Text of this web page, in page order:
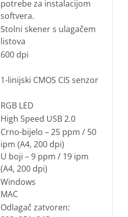
potrebe za instalacijom
softvera.
Stolni skener s ulagačem
listova
600 dpi
1-linijski CMOS CIS senzor
RGB LED
High Speed USB 2.0
Crno-bijelo – 25 ppm / 50
ipm (A4, 200 dpi)
U boji – 9 ppm / 19 ipm
(A4, 200 dpi)
Windows
MAC
Odlagač zatvoren: